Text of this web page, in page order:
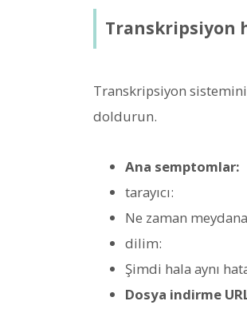
Transkripsiyon
Transkripsiyon
doldurun.
Ana semptomlar:
tarayıcı:
Ne zaman
dilim:
Şimdi hala aynı
Dosya indirme